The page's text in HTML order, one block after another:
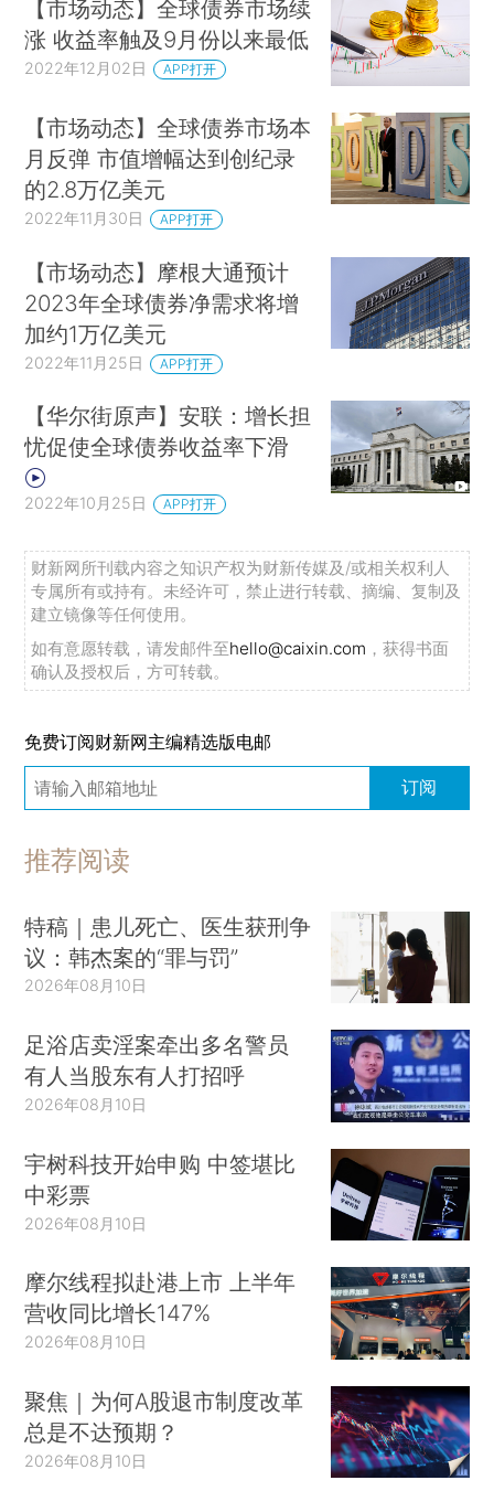
【市场动态】全球债券市场续
涨 收益率触及9月份以来最低
2022年12月02日 APP打开
【市场动态】全球债券市场本
月反弹 市值增幅达到创纪录
的2.8万亿美元
2022年11月30日 APP打开
【市场动态】摩根大通预计
2023年全球债券净需求将增
加约1万亿美元
2022年11月25日 APP打开
【华尔街原声】安联：增长担
忧促使全球债券收益率下滑
2022年10月25日 APP打开
财新网所刊载内容之知识产权为财新传媒及/或相关权利人
专属所有或持有。未经许可，禁止进行转载、摘编、复制及
建立镜像等任何使用。
如有意愿转载，请发邮件至hello@caixin.com ，获得书面
确认及授权后，方可转载。
免费订阅财新网主编精选版电邮
订阅
推荐阅读
特稿｜患儿死亡、医生获刑争
议：韩杰案的“罪与罚”
2026年08月10日
足浴店卖淫案牵出多名警员
有人当股东有人打招呼
2026年08月10日
宇树科技开始申购 中签堪比
中彩票
2026年08月10日
摩尔线程拟赴港上市 上半年
营收同比增长147%
2026年08月10日
聚焦｜为何A股退市制度改革
总是不达预期？
2026年08月10日